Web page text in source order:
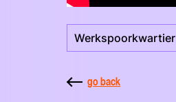
Werkspoorkwartier
go back